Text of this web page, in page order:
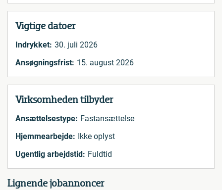
Vigtige datoer
Indrykket: 30. juli 2026
Ansøgningsfrist: 15. august 2026
Virksomheden tilbyder
Ansættelsestype: Fastansættelse
Hjemmearbejde: Ikke oplyst
Ugentlig arbejdstid: Fuldtid
Lignende jobannoncer